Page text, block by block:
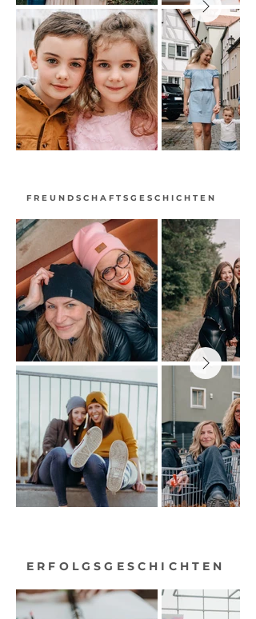
FREUNDSCHAFTSGESCHICHTEN
ERFOLGSGESCHICHTEN